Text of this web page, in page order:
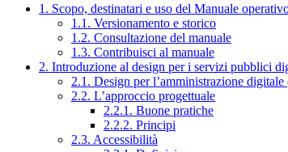
1. Scopo, destinatari e uso del Manuale
1.1. Versionamento e storico
1.2. Consultazione del manuale
1.3. Contribuisci al manuale
2. Introduzione al design per i servizi pubblici
2.1. Design per l’amministrazione digitale
2.2. L’approccio progettuale
2.2.1. Buone pratiche
2.2.2. Principi
2.3. Accessibilità